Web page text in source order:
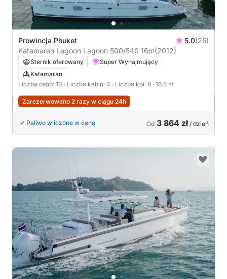
Prowincja Phuket 5.0(25)
Katamaran Lagoon Lagoon 500/540 16m(2012)
Sternik oferowany
Super Wynajmujący
Katamaran
Liczba osób: 10 · Liczba kabin: 4 · Liczba koi: 8 · 16.5 m
Zarezerwowano 2 razy w ciągu 24h
Paliwo wliczone w cenę Od 3 864 zł/ dzień